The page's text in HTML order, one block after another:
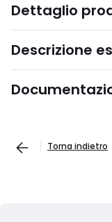
Dettaglio
Descrizione
Torna indietro